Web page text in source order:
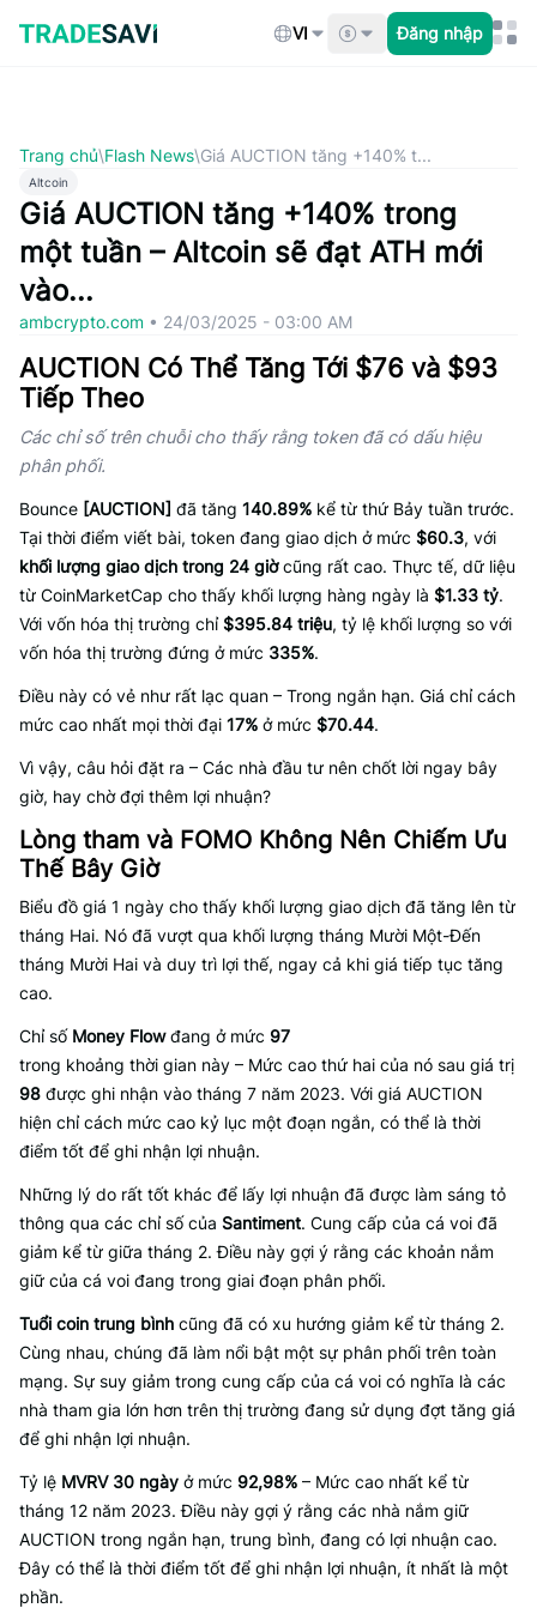
qua
nội
VI Đăng nhập
Trang chủ\Flash News\Giá AUCTION tăng +140% t...
Altcoin
Giá AUCTION tăng +140% trong
một tuần – Altcoin sẽ đạt ATH mới
vào...
ambcrypto.com • 24/03/2025 - 03:00 AM
AUCTION Có Thể Tăng Tới $76 và $93
Tiếp Theo
Các chỉ số trên chuỗi cho thấy rằng token đã có dấu hiệu
phân phối.
Bounce [AUCTION] đã tăng 140.89% kể từ thứ Bảy tuần trước.
Tại thời điểm viết bài, token đang giao dịch ở mức $60.3, với
khối lượng giao dịch trong 24 giờcũng rất cao. Thực tế, dữ liệu
từ CoinMarketCap cho thấy khối lượng hàng ngày là $1.33 tỷ.
Với vốn hóa thị trường chỉ$395.84 triệu, tỷ lệ khối lượng so với
vốn hóa thị trường đứng ở mức 335%.
Điều này có vẻ như rất lạc quan – Trong ngắn hạn. Giá chỉ cách
mức cao nhất mọi thời đại 17% ở mức $70.44.
Vì vậy, câu hỏi đặt ra – Các nhà đầu tư nên chốt lời ngay bây
giờ, hay chờ đợi thêm lợi nhuận?
Lòng tham và FOMO Không Nên Chiếm Ưu
Thế Bây Giờ
Biểu đồ giá 1 ngày cho thấy khối lượng giao dịch đã tăng lên từ
tháng Hai. Nó đã vượt qua khối lượng tháng Mười Một-Đến
tháng Mười Hai và duy trì lợi thế, ngay cả khi giá tiếp tục tăng
cao.
Chỉ số Money Flowđang ở mức 97
trong khoảng thời gian này – Mức cao thứ hai của nó sau giá trị
98 được ghi nhận vào tháng 7 năm 2023. Với giá AUCTION
hiện chỉ cách mức cao kỷ lục một đoạn ngắn, có thể là thời
điểm tốt để ghi nhận lợi nhuận.
Những lý do rất tốt khác để lấy lợi nhuận đã được làm sáng tỏ
thông qua các chỉ số của Santiment. Cung cấp của cá voi đã
giảm kể từ giữa tháng 2. Điều này gợi ý rằng các khoản nắm
giữ của cá voi đang trong giai đoạn phân phối.
Tuổi coin trung bình cũng đã có xu hướng giảm kể từ tháng 2.
Cùng nhau, chúng đã làm nổi bật một sự phân phối trên toàn
mạng. Sự suy giảm trong cung cấp của cá voi có nghĩa là các
nhà tham gia lớn hơn trên thị trường đang sử dụng đợt tăng giá
để ghi nhận lợi nhuận.
Tỷ lệ MVRV 30 ngày ở mức 92,98% – Mức cao nhất kể từ
tháng 12 năm 2023. Điều này gợi ý rằng các nhà nắm giữ
AUCTION trong ngắn hạn, trung bình, đang có lợi nhuận cao.
Đây có thể là thời điểm tốt để ghi nhận lợi nhuận, ít nhất là một
phần.